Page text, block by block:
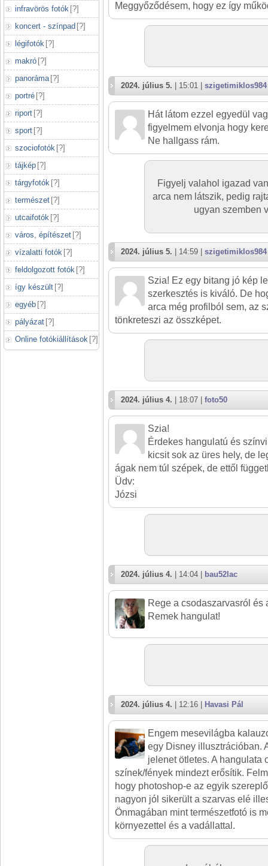
infravörös fotók [?]
koncert - színpad [?]
légifotók [?]
makró [?]
panoráma [?]
portré [?]
riport [?]
sport [?]
szociofotók [?]
tájkép [?]
tárgyfotók [?]
természet [?]
utcaifotók [?]
város, építészet [?]
vízalatti fotók [?]
feldolgozott fotók [?]
így készült [?]
egyéb [?]
pályázat [?]
Online fotókiállítások [?]
Meggyőződésem, hogy ez így
2024. július 5. | 15:01 | szigetimiklos984
Hát látom ezzel egyedül
figyelmem elvonja hogy
Ne hallgass rám.
Figyelj valahol igazad
arca nem látszik, pedig
ugyan szemben
2024. július 5. | 14:59 | szigetimiklos984
Szia! Ez egy bitang jó kép
szerkesztés is kiváló. De
arca még profilból sem, az
tönkreteszi az összképet.
2024. július 4. | 18:07 | foto50
Szia!
Érdekes hangulatú és
kicsit sok az üres hely, de
ágak nem túl szépek, de ettől
Üdv:
Józsi
2024. július 4. | 14:04 | bau52lac
Rege a csodaszarvasról és
Remek hangulat!
2024. július 4. | 12:16 | Havasi Pál
Engem mesevilágba
egy Disney illusztrációban.
jelenet ötletes. A hangulata
színek/fények mindezt erősítik.
hogy photoshop-e az egyik
nagyon jól sikerült a szarvas elé
Önmagában mint természetfotó is
környezettel és a vadállattal.